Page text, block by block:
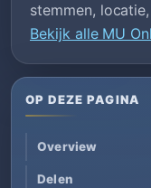
stemmen,
Bekijk alle MU
OP DEZE PAGINA
Overview
Delen